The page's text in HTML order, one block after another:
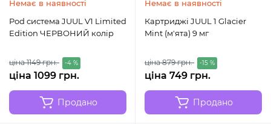
Немає в наявності
Pod система JUUL V1 Limited
Edition ЧЕРВОНИЙ колір
ціна 1149 грн. -4 %
ціна 1099 грн.
Продано
Немає в наявності
Картриджі JUUL 1 Glacier
Mint (м'ята) 9 мг
ціна 879 грн. -15 %
ціна 749 грн.
Продано